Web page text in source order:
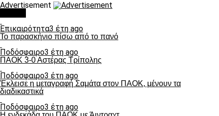
Advertisement
Επικαιρότητα3 έτη ago
Το παρασκήνιο πίσω από το πανό
Ποδόσφαιρο3 έτη ago
ΠΑΟΚ 3-0 Αστέρας Τρίπολης
Ποδόσφαιρο3 έτη ago
Έκλεισε η μεταγραφή Σαμάτα στον ΠΑΟΚ, μένουν τα
διαδικαστικά
Ποδόσφαιρο3 έτη ago